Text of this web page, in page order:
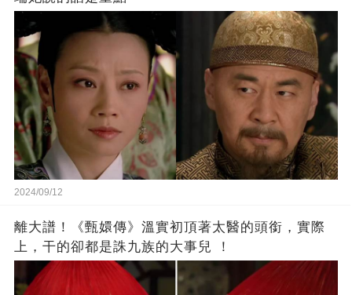
2024/09/12
離大譜！《甄嬛傳》溫實初頂著太醫的頭銜，實際
上，干的卻都是誅九族的大事兒 ​！